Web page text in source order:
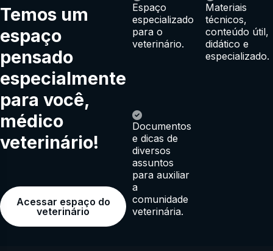
Temos um
espaço
pensado
especialmente
para você,
médico
veterinário!
Acessar espaço do
veterinário
Espaço
especializado
para o
veterinário.
Materiais
técnicos,
conteúdo útil,
didático e
especializado.
Documentos
e dicas de
diversos
assuntos
para auxiliar
a
comunidade
veterinária.